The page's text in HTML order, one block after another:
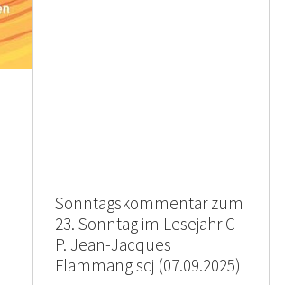
Sonntagskommentar zum
23. Sonntag im Lesejahr C -
P. Jean-Jacques
Flammang scj (07.09.2025)